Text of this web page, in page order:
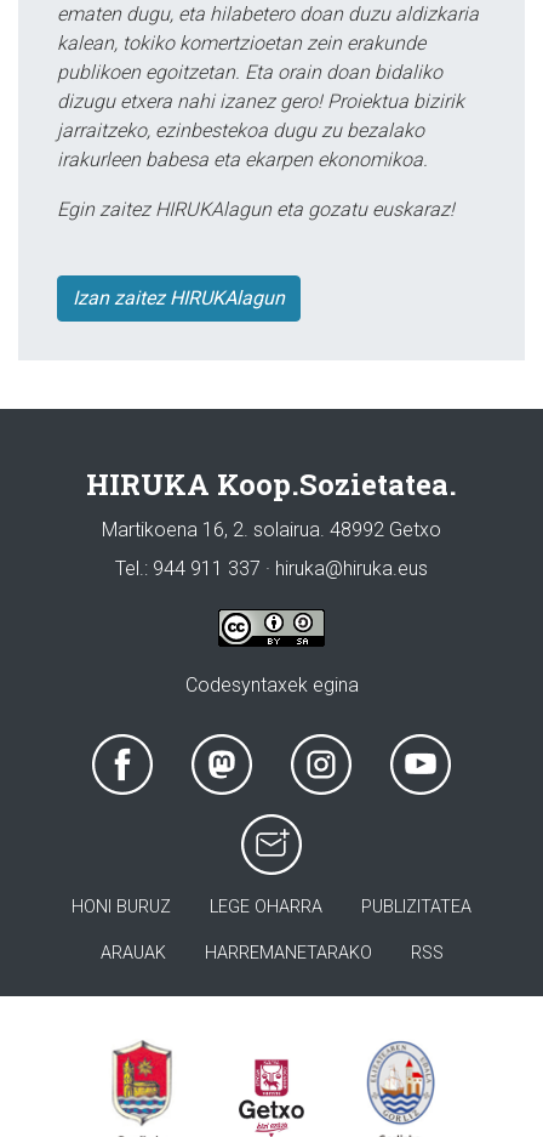
ematen dugu, eta hilabetero doan duzu aldizkaria
kalean, tokiko komertzioetan zein erakunde
publikoen egoitzetan. Eta orain doan bidaliko
dizugu etxera nahi izanez gero! Proiektua bizirik
jarraitzeko, ezinbestekoa dugu zu bezalako
irakurleen babesa eta ekarpen ekonomikoa.
Egin zaitez HIRUKAlagun eta gozatu euskaraz!
Izan zaitez HIRUKAlagun
HIRUKA Koop.Sozietatea.
Martikoena 16, 2. solairua. 48992 Getxo
Tel.: 944 911 337 · hiruka@hiruka.eus
Codesyntaxek egina
HONI BURUZ LEGE OHARRA PUBLIZITATEA
ARAUAK HARREMANETARAKO RSS